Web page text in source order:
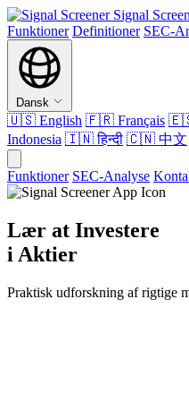
Signal
Funktioner Definitioner SEC-
Dansk
🇺🇸 English 🇫🇷 Français
Indonesia 🇮🇳हिन्दी 🇨🇳 中文
Funktioner SEC-Analyse
Lær at Investere
i Aktier
Praktisk udforskning af rigtige